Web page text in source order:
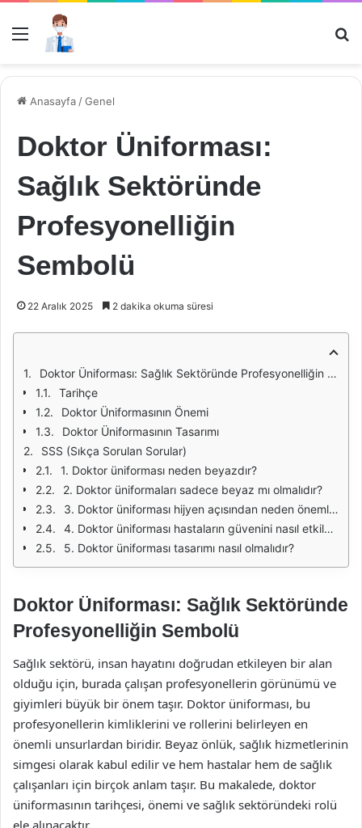
Menü
Anasayfa /Genel
Doktor Üniforması:
Sağlık Sektöründe
Profesyonelliğin
Sembolü
22 Aralık 2025 2 dakika okuma süresi
Doktor Üniforması: Sağlık Sektöründe Profesyonelliğin Sembolü
Tarihçe
Doktor Üniformasının Önemi
Doktor Üniformasının Tasarımı
SSS (Sıkça Sorulan Sorular)
1. Doktor üniforması neden beyazdır?
2. Doktor üniformaları sadece beyaz mı olmalıdır?
3. Doktor üniforması hijyen açısından neden önemlidir?
4. Doktor üniforması hastaların güvenini nasıl etkiler?
5. Doktor üniforması tasarımı nasıl olmalıdır?
Doktor Üniforması: Sağlık Sektöründe
Profesyonelliğin Sembolü
Sağlık sektörü, insan hayatını doğrudan etkileyen bir alan
olduğu için, burada çalışan profesyonellerin görünümü ve
giyimleri büyük bir önem taşır. Doktor üniforması, bu
profesyonellerin kimliklerini ve rollerini belirleyen en
önemli unsurlardan biridir. Beyaz önlük, sağlık hizmetlerinin
simgesi olarak kabul edilir ve hem hastalar hem de sağlık
çalışanları için birçok anlam taşır. Bu makalede, doktor
üniformasının tarihçesi, önemi ve sağlık sektöründeki rolü
ele alınacaktır.